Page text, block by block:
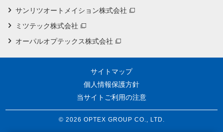
サンリツオートメイション株式会社
ミツテック株式会社
オーパルオプテックス株式会社
サイトマップ
個人情報保護方針
当サイトご利用の注意
© 2026 OPTEX GROUP CO., LTD.